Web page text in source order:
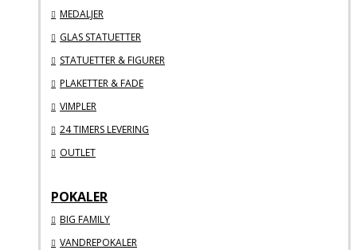
MEDALJER
GLAS STATUETTER
STATUETTER & FIGURER
PLAKETTER & FADE
VIMPLER
24 TIMERS LEVERING
OUTLET
POKALER
BIG FAMILY
VANDREPOKALER